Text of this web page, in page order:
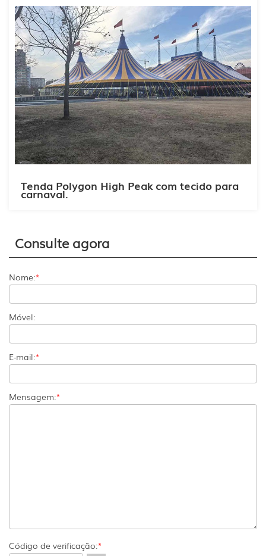
Tenda Polygon High Peak com tecido para
carnaval.
Consulte agora
Nome:*
Móvel:
E-mail:*
Mensagem:*
Código de verificação:*